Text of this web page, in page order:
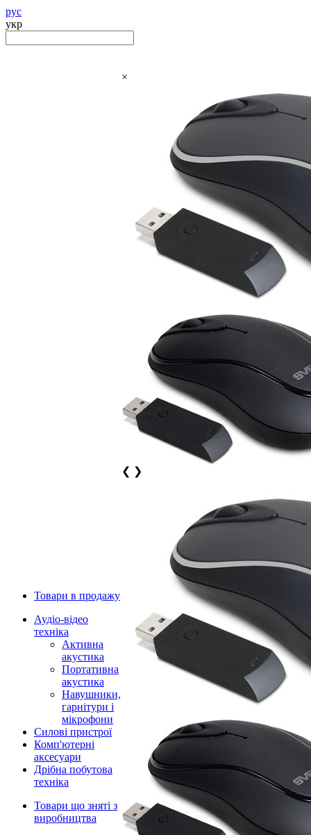
рус
укр
Товари в продажу
Аудіо-відео
техніка
Активна
акустика
Портативна
акустика
Навушники,
гарнітури і
мікрофони
Силові пристрої
Комп'ютерні
аксесуари
Дрібна побутова
техніка
Товари що зняті з
виробництва
×
❮ ❯